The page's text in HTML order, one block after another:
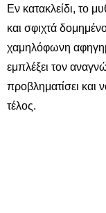
Εν κατακλείδι, το
και σφιχτά
χαμηλόφωνη
εμπλέξει τον
προβληματίσει και
τέλος.